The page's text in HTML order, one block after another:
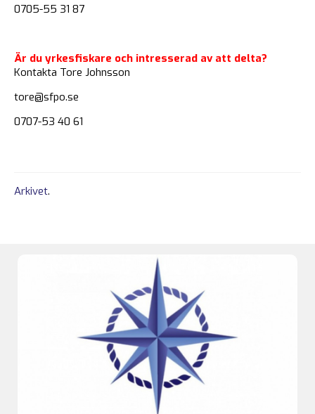
0705-55 31 87
Är du yrkesfiskare och intresserad av att delta?
Kontakta Tore Johnsson
tore@sfpo.se
0707-53 40 61
Arkivet.